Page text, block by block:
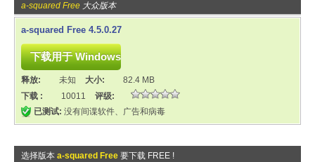
a-squared Free 大众版本
a-squared Free 4.5.0.27
释放: 未知 大小:
82.4 MB
下载 :
10011
评级:
已测试: 没有间谍软件、广告和病毒
选择版本 a-squared Free 要下载 FREE !